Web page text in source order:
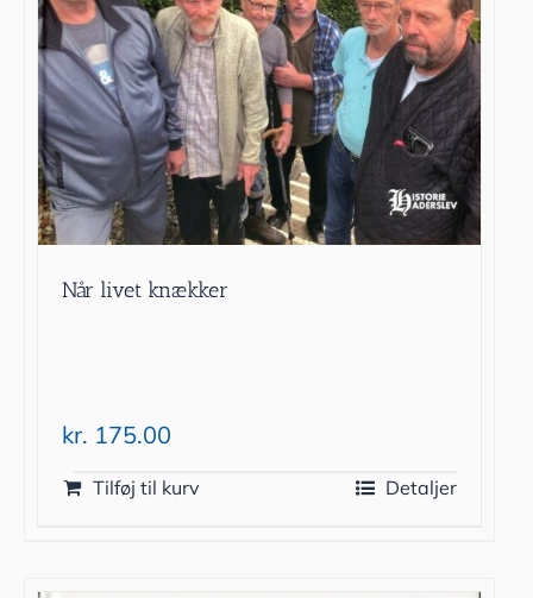
Når livet knækker
kr. 175.00
Tilføj til kurv Detaljer